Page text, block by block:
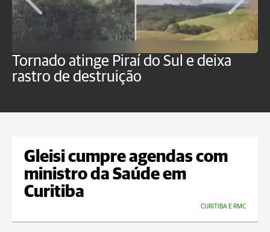
Tornado atinge Piraí do Sul e deixa
rastro de destruição
Gleisi cumpre agendas com
ministro da Saúde em
Curitiba
CURITIBA E RMC